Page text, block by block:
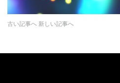
古い記事へ 新しい記事へ